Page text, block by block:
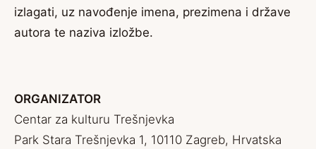
izlagati, uz navođenje imena, prezimena i države
autora te naziva izložbe.
ORGANIZATOR
Centar za kulturu Trešnjevka
Park Stara Trešnjevka 1, 10110 Zagreb, Hrvatska